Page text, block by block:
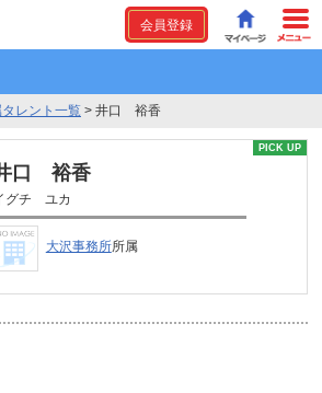
会員登録
タレント一覧 > 井口 裕香
PICK UP
口 裕香
グチ ユカ
大沢事務所所属